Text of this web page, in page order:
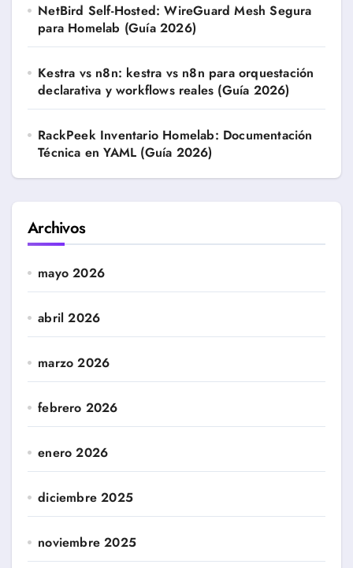
NetBird Self-Hosted: WireGuard Mesh Segura
para Homelab (Guía 2026)
Kestra vs n8n: kestra vs n8n para orquestación
declarativa y workflows reales (Guía 2026)
RackPeek Inventario Homelab: Documentación
Técnica en YAML (Guía 2026)
Archivos
mayo 2026
abril 2026
marzo 2026
febrero 2026
enero 2026
diciembre 2025
noviembre 2025